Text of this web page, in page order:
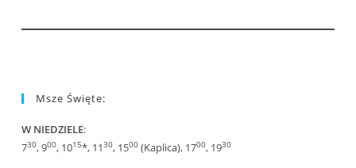
Msze Święte:
W NIEDZIELE:
730, 900, 1015*, 1130, 1500 (Kaplica), 1700, 1930